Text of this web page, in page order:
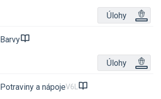
Úlohy
Barvy
Úlohy
Potraviny a nápojeV6L